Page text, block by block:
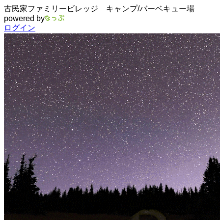
古民家ファミリービレッジ キャンプ/バーベキュー場
powered by
ログイン